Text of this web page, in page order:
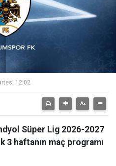
12:02
Süper Lig 2026-2027
3 haftanın maç programı